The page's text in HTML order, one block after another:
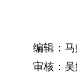
编辑：
审核：